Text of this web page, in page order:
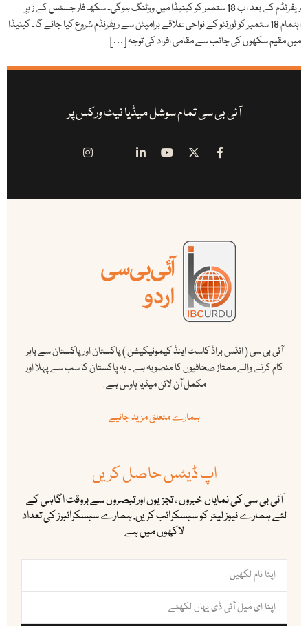
ریفرنڈم کے بعد اب 18 ستمبر کو کینیڈا میں ووٹنگ ہوگی۔ سکھ فار جسٹس کے زیرِ
اہتمام 18 ستمبر کو ٹورنٹو کے نواحی علاقے برامپٹن سے ریفرنڈم شروع کیا جائے گا۔ کینیڈا
میں مقیم سکھوں کی جانب سے مقامی افراد کی توجہ […]
آئی بی سی تمام سوشل میڈیا نیٹ ورکس پر
آئی بی سی ( انڈس براڈ کاسٹ اینڈ کیمونیکیشن ) پاکستان اور پاکستان سے باہر
کام کرنے والے ممتاز صحافیوں کا منصوبہ ہے ۔ یہ پاکستان کا سب سے پہلا اور
مکمل آن لائن میڈیا ہاوس ہے .
ہمارے متعلق مزید جانیے
اپ ڈیٹس حاصل کریں
آئی بی سی کی نمایاں خبروں ، تجزیوں اور تبصروں سے بروقت اگاہی کے
لئے ہمارے نیوز لیٹر کو سبسکرائب کریں. ہمارے سبسکرائبرز کی تعداد
لاکھوں میں ہے